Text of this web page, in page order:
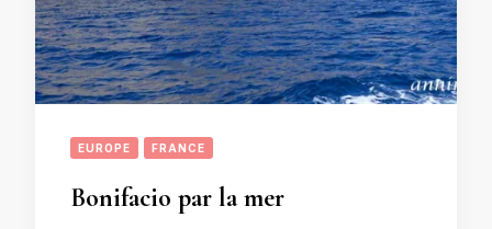
EUROPE FRANCE
Bonifacio par la mer